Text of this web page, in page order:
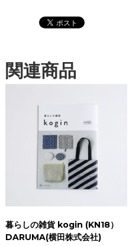
関連商品
暮らしの雑貨 kogin (KN18）
DARUMA(横田株式会社)